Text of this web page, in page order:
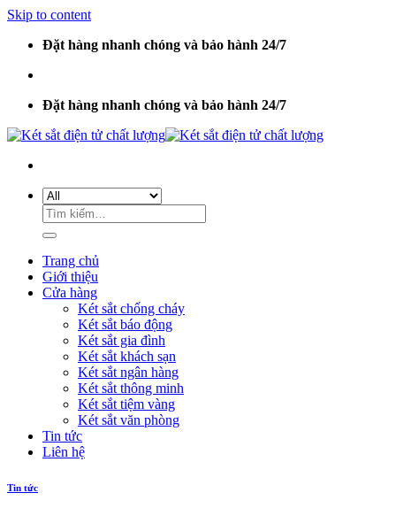
Skip to content
Đặt hàng nhanh chóng và bảo hành 24/7
Đặt hàng nhanh chóng và bảo hành 24/7
Trang chủ
Giới thiệu
Cửa hàng
Két sắt chống cháy
Két sắt báo động
Két sắt gia đình
Két sắt khách sạn
Két sắt ngân hàng
Két sắt thông minh
Két sắt tiệm vàng
Két sắt văn phòng
Tin tức
Liên hệ
Tin tức